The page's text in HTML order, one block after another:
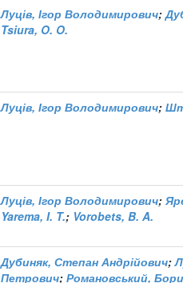
Луців, Ігор Володимирович;
Tsiura, O. O.
Луців, Ігор Володимирович;
Луців, Ігор Володимирович;
Yarema, I. T.; Vorobets, B. A.
Дубиняк, Степан Андрійович;
Петрович; Романовський,